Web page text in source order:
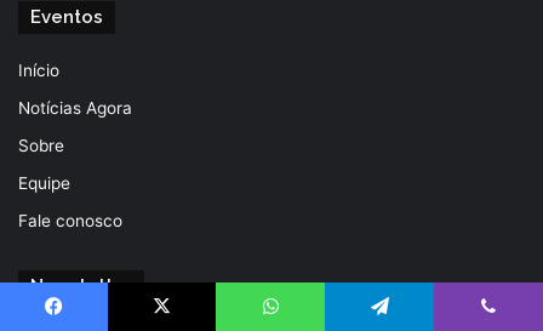
Eventos
Início
Notícias Agora
Sobre
Equipe
Fale conosco
Newsletter